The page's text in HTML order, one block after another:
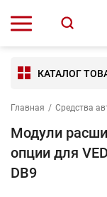
КАТАЛОГ
Главная / Средства
Модули
опции для
DB9